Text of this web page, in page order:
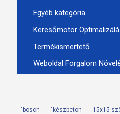
Egyéb kategória
Keresőmotor
Termékismertető
Weboldal Forgalom
"bosch "készbeton 15x15